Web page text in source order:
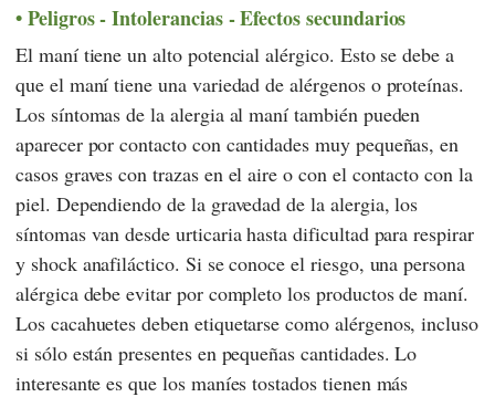
Peligros - Intolerancias - Efectos secundarios
El maní tiene un alto potencial alérgico. Esto se debe a
que el maní tiene una variedad de alérgenos o proteínas.
Los síntomas de la alergia al maní también pueden
aparecer por contacto con cantidades muy pequeñas, en
casos graves con trazas en el aire o con el contacto con la
piel. Dependiendo de la gravedad de la alergia, los
síntomas van desde urticaria hasta dificultad para respirar
y shock anafiláctico. Si se conoce el riesgo, una persona
alérgica debe evitar por completo los productos de maní.
Los cacahuetes deben etiquetarse como alérgenos, incluso
si sólo están presentes en pequeñas cantidades. Lo
interesante es que los maníes tostados tienen más